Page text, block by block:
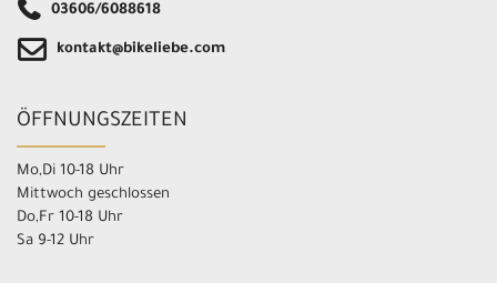
03606/6088618
kontakt@bikeliebe.com
ÖFFNUNGSZEITEN
Mo,Di 10-18 Uhr
Mittwoch geschlossen
Do,Fr 10-18 Uhr
Sa 9-12 Uhr